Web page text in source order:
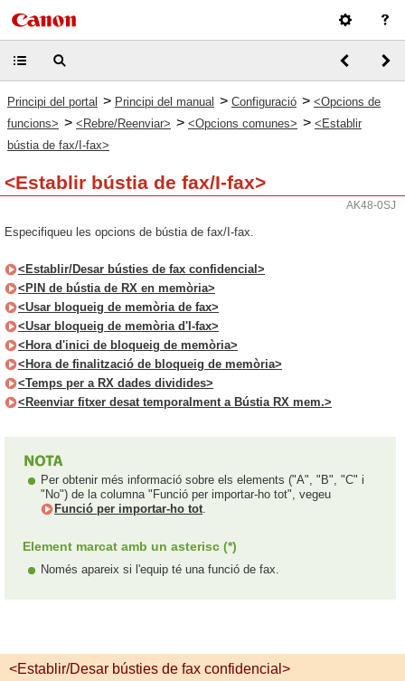
Principi del portal > Principi del manual > Configuració > <Opcions de
funcions> > <Rebre/Reenviar> > <Opcions comunes> > <Establir
bústia de fax/I-fax>
<Establir bústia de fax/I-fax>
AK48-0SJ
Especifiqueu les opcions de bústia de fax/I-fax.
<Establir/Desar bústies de fax confidencial>
<PIN de bústia de RX en memòria>
<Usar bloqueig de memòria de fax>
<Usar bloqueig de memòria d'I-fax>
<Hora d'inici de bloqueig de memòria>
<Hora de finalització de bloqueig de memòria>
<Temps per a RX dades dividides>
<Reenviar fitxer desat temporalment a Bústia RX mem.>
Per obtenir més informació sobre els elements ("A", "B", "C" i
"No") de la columna "Funció per importar-ho tot", vegeu
Funció per importar-ho tot.
Element marcat amb un asterisc (*)
Només apareix si l'equip té una funció de fax.
<Establir/Desar bústies de fax confidencial>